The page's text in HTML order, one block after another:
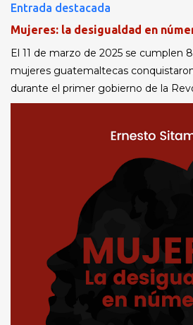
Entrada destacada
Mujeres: la desigualdad en
El 11 de marzo de 2025 se cumplen
mujeres guatemaltecas
durante el primer gobierno de la
No obstante, persiste la
datos y evidencias que aquí se
incontestable la abismal desigualdad
mujeres, quienes constituyen más
población guatemalteca. Como
país, esa desigualdad se puede
municipalidades de Sacatepéquez ,
ocho elecciones municipales. Quien
descubrir el peso mayoritario de las
electora l (2023), el número
cargos de alcalde, síndico y concejal,
refleje en el número de cargos